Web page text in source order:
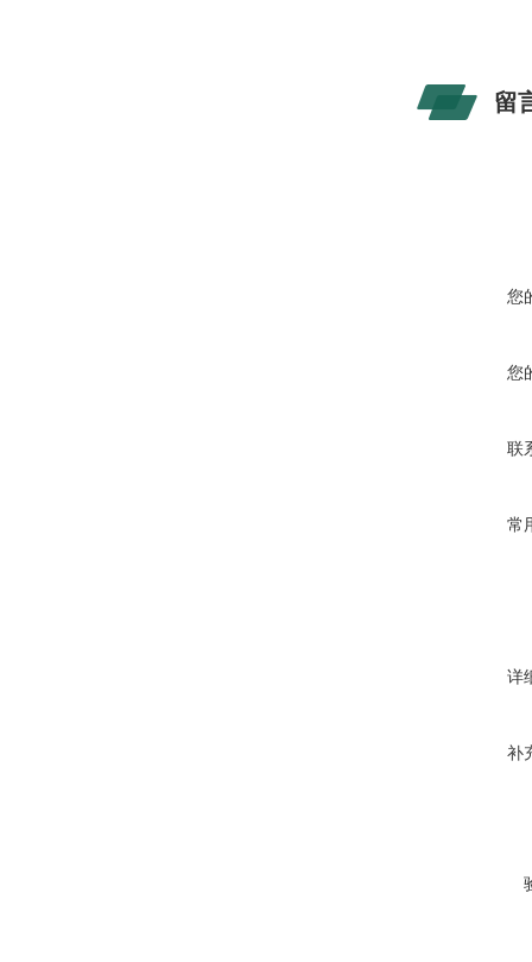
留
您
您
联
常
详
补